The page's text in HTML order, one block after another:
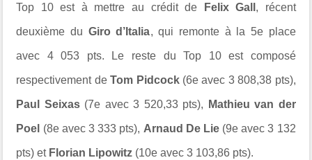
Top 10 est à mettre au crédit de Felix Gall , récent
deuxième du Giro d’Italia, qui remonte à la 5e place
avec 4 053 pts. Le reste du Top 10 est composé
respectivement deTom Pidcock(6e avec 3 808,38 pts),
Paul Seixas(7e avec 3 520,33 pts), Mathieu van der
Poel (8e avec 3 333 pts), Arnaud De Lie(9e avec 3 132
pts) et Florian Lipowitz (10e avec 3 103,86 pts).